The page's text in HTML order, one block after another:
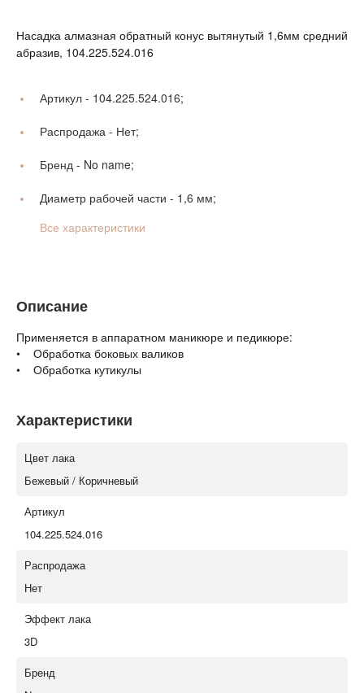
Насадка алмазная обратный конус вытянутый 1,6мм средний
абразив, 104.225.524.016
Артикул - 104.225.524.016;
Распродажа - Нет;
Бренд - No name;
Диаметр рабочей части - 1,6 мм;
Все характеристики
Описание
Применяется в аппаратном маникюре и педикюре:
• Обработка боковых валиков
• Обработка кутикулы
Характеристики
Цвет лака
Бежевый / Коричневый
Артикул
104.225.524.016
Распродажа
Нет
Эффект лака
3D
Бренд